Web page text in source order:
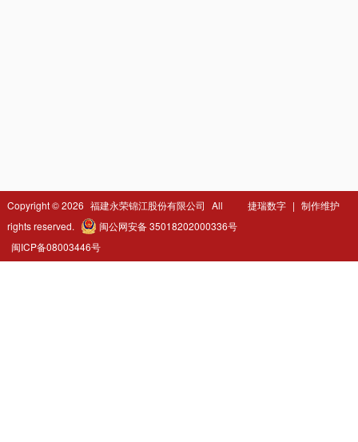
Copyright ©2026 福建永荣锦江股份有限公司 All
rights reserved.
闽公网安备 35018202000336号
闽ICP备08003446号
捷瑞数字 | 制作维护